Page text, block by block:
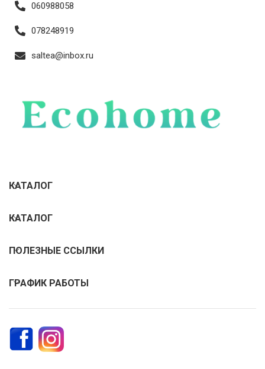
060988058
078248919
saltea@inbox.ru
КАТАЛОГ
КАТАЛОГ
ПОЛЕЗНЫЕ ССЫЛКИ
ГРАФИК РАБОТЫ